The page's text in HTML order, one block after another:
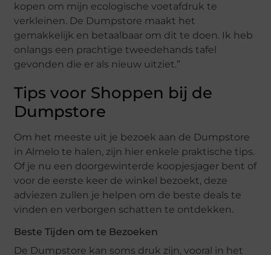
kopen om mijn ecologische voetafdruk te
verkleinen. De Dumpstore maakt het
gemakkelijk en betaalbaar om dit te doen. Ik heb
onlangs een prachtige tweedehands tafel
gevonden die er als nieuw uitziet.”
Tips voor Shoppen bij de
Dumpstore
Om het meeste uit je bezoek aan de Dumpstore
in Almelo te halen, zijn hier enkele praktische tips.
Of je nu een doorgewinterde koopjesjager bent of
voor de eerste keer de winkel bezoekt, deze
adviezen zullen je helpen om de beste deals te
vinden en verborgen schatten te ontdekken.
Beste Tijden om te Bezoeken
De Dumpstore kan soms druk zijn, vooral in het